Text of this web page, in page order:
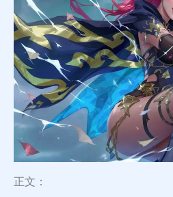
正文：